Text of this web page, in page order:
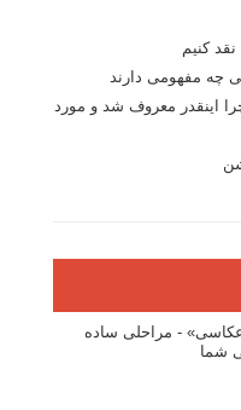
کنیم
چه مفهومی دارند
اینقدر معروف شد و مورد
- مراحلی ساده
شما